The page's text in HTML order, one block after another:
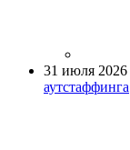
31 июля 2026
аутстаффинга